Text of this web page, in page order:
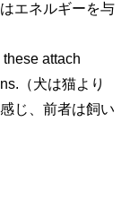
エネルギーを与
attach
（犬は猫より
じ、前者は飼い